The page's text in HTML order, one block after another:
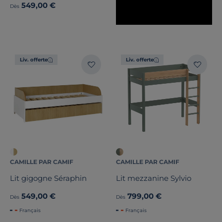
Dès 549,00 €
Liv. offerte
CAMILLE PAR CAMIF
Lit gigogne Séraphin
Dès 549,00 €
Français
Liv. offerte
CAMILLE PAR CAMIF
Lit mezzanine Sylvio
Dès 799,00 €
Français